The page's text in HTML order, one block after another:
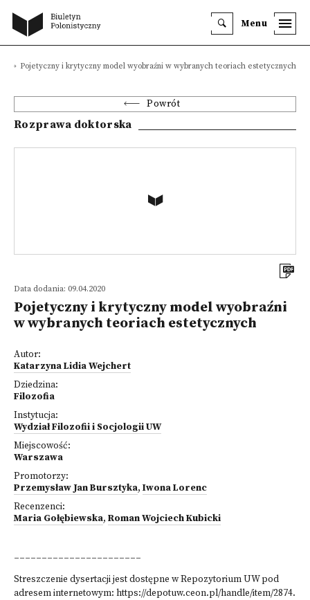
Menu
Pojetyczny i krytyczny model wyobraźni w wybranych teoriach estetycznych
Powrót
Rozprawa doktorska
Data dodania: 09.04.2020
Pojetyczny i krytyczny model wyobraźni
w wybranych teoriach estetycznych
Autor:
Katarzyna Lidia Wejchert
Dziedzina:
Filozofia
Instytucja:
Wydział Filozofii i Socjologii UW
Miejscowość:
Warszawa
Promotorzy:
Przemysław Jan Bursztyka, Iwona Lorenc
Recenzenci:
Maria Gołębiewska, Roman Wojciech Kubicki
_______________________
Streszczenie dysertacji jest dostępne w Repozytorium UW pod
adresem internetowym: https://depotuw.ceon.pl/handle/item/2874.